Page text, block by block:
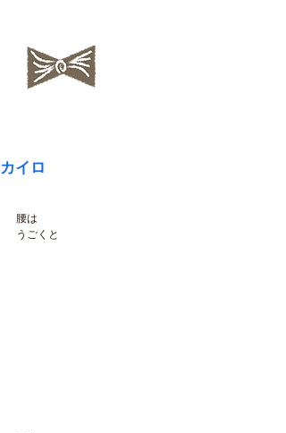
カイロ
腰は
うごくと